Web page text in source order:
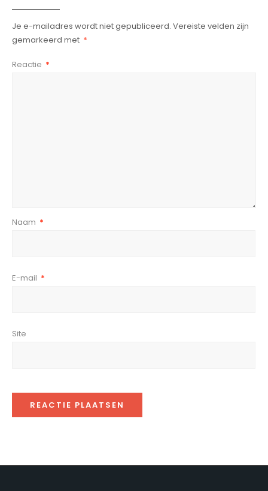
Je e-mailadres wordt niet gepubliceerd. Vereiste velden zijn
gemarkeerd met *
Reactie *
Naam *
E-mail *
Site